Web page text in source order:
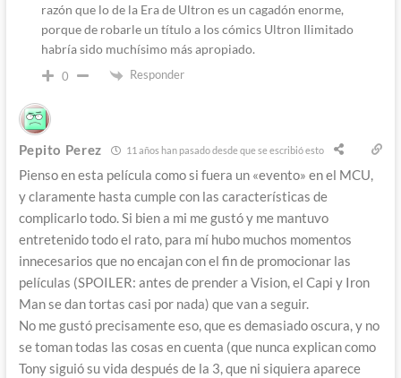
razón que lo de la Era de Ultron es un cagadón enorme,
porque de robarle un título a los cómics Ultron Ilimitado
habría sido muchísimo más apropiado.
0 Responder
Pepito Perez 11 años han pasado desde que se escribió esto
Pienso en esta película como si fuera un «evento» en el MCU,
y claramente hasta cumple con las características de
complicarlo todo. Si bien a mi me gustó y me mantuvo
entretenido todo el rato, para mí hubo muchos momentos
innecesarios que no encajan con el fin de promocionar las
películas (SPOILER: antes de prender a Vision, el Capi y Iron
Man se dan tortas casi por nada) que van a seguir.
No me gustó precisamente eso, que es demasiado oscura, y no
se toman todas las cosas en cuenta (que nunca explican como
Tony siguió su vida después de la 3, que ni siquiera aparece